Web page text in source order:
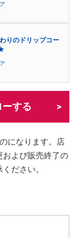
りのドリップコー
する
になります。店
および販売終了の
ださい。